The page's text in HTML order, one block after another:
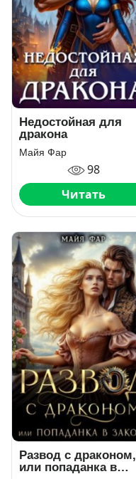
Недостойная для
дракона
Майя Фар
98
Читать
Развод с драконом,
или попаданка в